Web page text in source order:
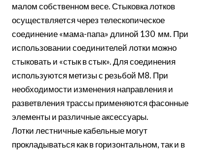
малом собственном весе. Стыковка лотков
осуществляется через телескопическое
соединение «мама-папа» длиной 130 мм. При
использовании соединителей лотки можно
стыковать и «стык в стык». Для соединения
используются метизы с резьбой М8. При
необходимости изменения направления и
разветвления трассы применяются фасонные
элементы и различные аксессуары.
Лотки лестничные кабельные могут
прокладываться как в горизонтальном, так и в